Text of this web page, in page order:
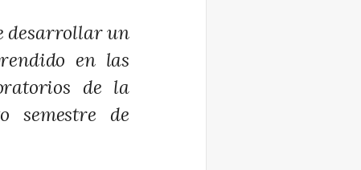
desarrollar un
en las
de la
semestre de